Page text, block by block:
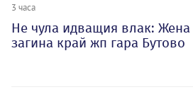
3 часа
Не чула идващия влак: Жена
загина край жп гара Бутово